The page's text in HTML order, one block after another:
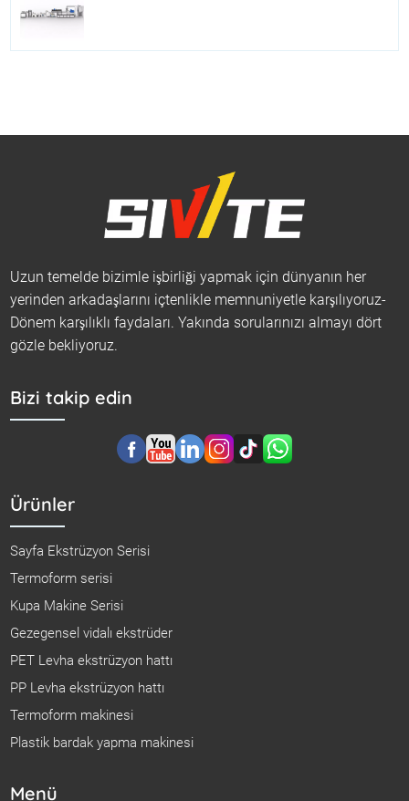
Uzun temelde bizimle işbirliği yapmak için dünyanın her
yerinden arkadaşlarını içtenlikle memnuniyetle karşılıyoruz-
Dönem karşılıklı faydaları. Yakında sorularınızı almayı dört
gözle bekliyoruz.
Bizi takip edin
Ürünler
Sayfa Ekstrüzyon Serisi
Termoform serisi
Kupa Makine Serisi
Gezegensel vidalı ekstrüder
PET Levha ekstrüzyon hattı
PP Levha ekstrüzyon hattı
Termoform makinesi
Plastik bardak yapma makinesi
Menü